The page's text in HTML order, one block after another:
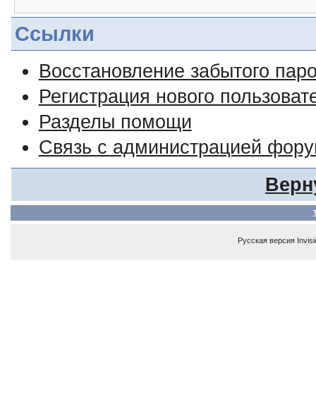
Ссылки
Восстановление забытого
Регистрация нового
Разделы помощи
Связь с администрацией
Русская версия